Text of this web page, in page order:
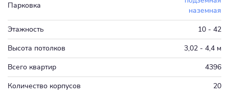
Парковка
наземная
Этажность
10 - 42
Высота потолков
3,02 - 4,4 м
Всего квартир
4396
Количество корпусов
20